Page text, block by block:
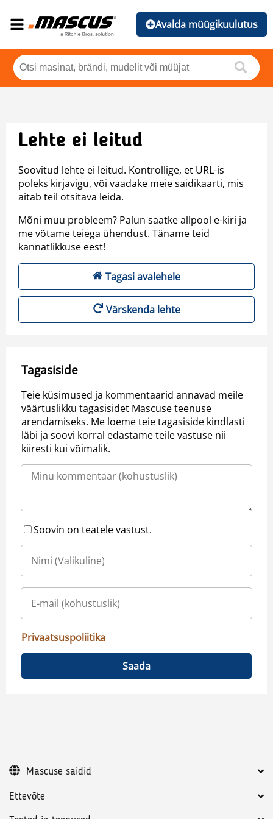
Avalda müügikuulutus
Lehte ei leitud
Soovitud lehte ei leitud. Kontrollige, et URL-is
poleks kirjavigu, või vaadake meie saidikaarti, mis
aitab teil otsitava leida.
Mõni muu probleem? Palun saatke allpool e-kiri ja
me võtame teiega ühendust. Täname teid
kannatlikkuse eest!
Tagasi avalehele
Värskenda lehte
Tagasiside
Teie küsimused ja kommentaarid annavad meile
väärtuslikku tagasisidet Mascuse teenuse
arendamiseks. Me loeme teie tagasiside kindlasti
läbi ja soovi korral edastame teile vastuse nii
kiiresti kui võimalik.
Soovin on teatele vastust.
Privaatsuspoliitika
Saada
Ettevõte
Mascuse saidid